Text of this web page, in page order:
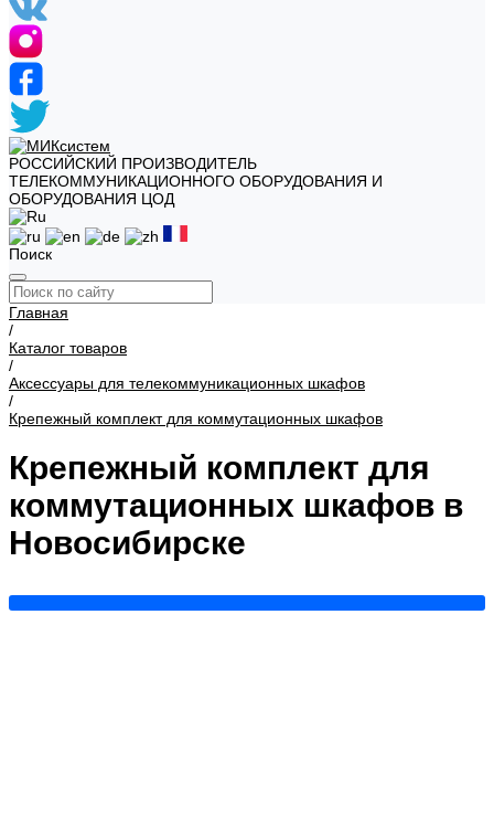
РОССИЙСКИЙ ПРОИЗВОДИТЕЛЬ
ТЕЛЕКОММУНИКАЦИОННОГО ОБОРУДОВАНИЯ И
ОБОРУДОВАНИЯ ЦОД
Поиск
Главная
/
Каталог товаров
/
Аксессуары для телекоммуникационных шкафов
/
Крепежный комплект для коммутационных шкафов
Крепежный комплект для
коммутационных шкафов в
Новосибирске